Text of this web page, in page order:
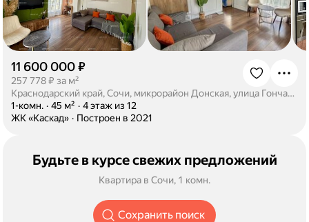
11 600 000 ₽
257 778 ₽ за м²
Краснодарский край, Сочи, микрорайон Донская, улица Гончарова, 3/1
1-комн. · 45 м² · 4 этаж из 12
ЖК «Каскад» · Построен в 2021
Будьте в курсе свежих предложений
Квартира в Сочи, 1 комн.
Сохранить поиск